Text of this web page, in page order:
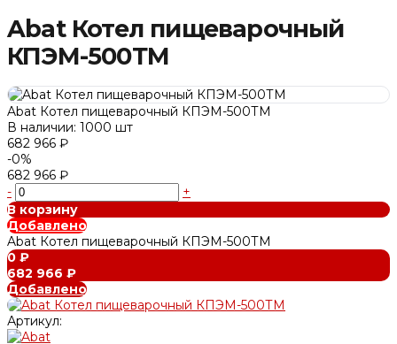
Abat Котел пищеварочный
КПЭМ-500ТМ
Abat Котел пищеварочный КПЭМ-500ТМ
В наличии: 1000 шт
682 966 ₽
-0%
682 966 ₽
-
+
В корзину
Добавлено
Abat Котел пищеварочный КПЭМ-500ТМ
0 ₽
682 966 ₽
Добавлено
Артикул: